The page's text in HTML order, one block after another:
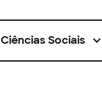
Ciências Sociais